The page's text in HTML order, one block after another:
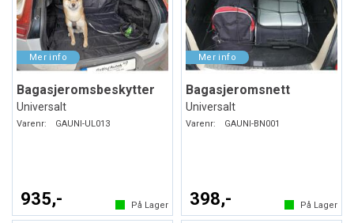
Bagasjeromsbeskytter
Universalt
Varenr: GAUNI-UL013
935,- På Lager
Bagasjeromsnett
Universalt
Varenr: GAUNI-BN001
398,- På Lager